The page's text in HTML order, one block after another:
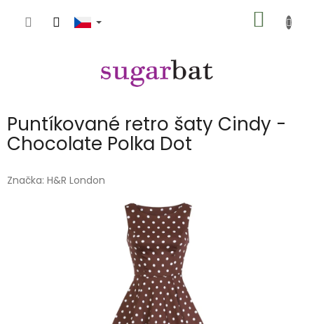
KOŠÍK
Puntíkované retro šaty Cindy -
Chocolate Polka Dot
Značka: H&R London